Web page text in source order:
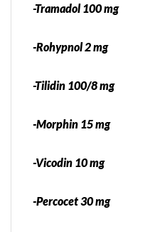
-Tramadol 100 mg
-Rohypnol 2 mg
-Tilidin 100/8 mg
-Morphin 15 mg
-Vicodin 10 mg
-Percocet 30 mg